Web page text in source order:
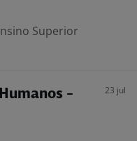
Superior
-
23 jul